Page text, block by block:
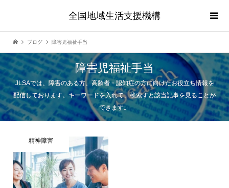
全国地域生活支援機構
ブログ 障害児福祉手当
障害児福祉手当
JLSAでは、障害のある方、高齢者・認知症の方に向けたお役立ち情報を
配信しております。キーワードを入れて、検索すと該当記事を見ることが
できます。
精神障害